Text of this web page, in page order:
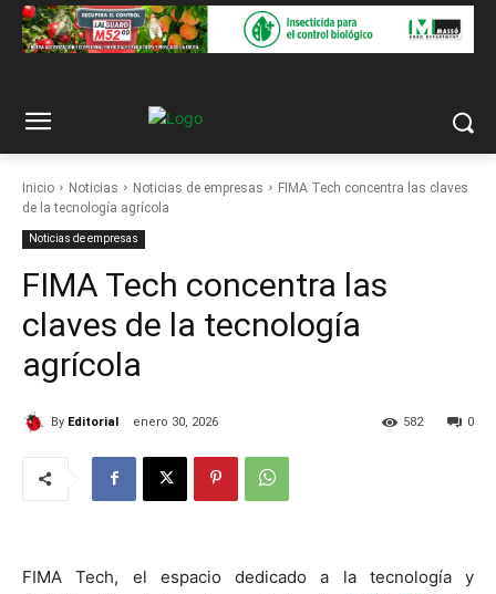
Inicio Noticias Noticias de empresas
FIMA Tech concentra las claves
de la tecnología agrícola
Noticias de empresas
FIMA Tech concentra las
claves de la tecnología
agrícola
By Editorial enero 30, 2026 0
582
FIMA Tech, el espacio dedicado a la tecnología y